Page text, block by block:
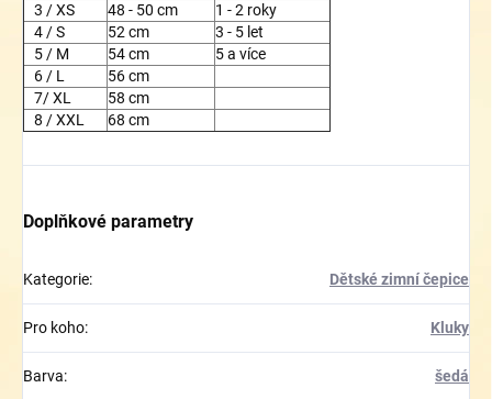
3 / XS
48 - 50 cm
1 - 2 roky
4 / S
52 cm
3 - 5 let
5 / M
54 cm
5 a více
6 / L
56 cm
7/ XL
58 cm
8 / XXL
68 cm
Doplňkové parametry
Kategorie: Dětské zimní čepice
Pro koho: Kluky
Barva: šedá